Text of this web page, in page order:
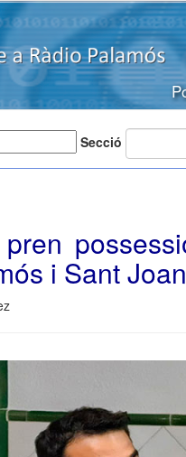
Secció
i Sant Joan